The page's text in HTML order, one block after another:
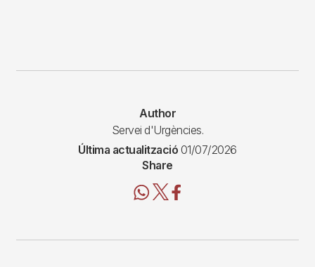
Author
Servei d'Urgències.
Última actualització 01/07/2026
Share